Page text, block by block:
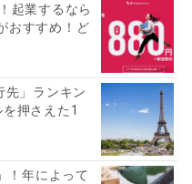
起業するなら
おすすめ！ど
先」ランキン
押さえた1
！年によって